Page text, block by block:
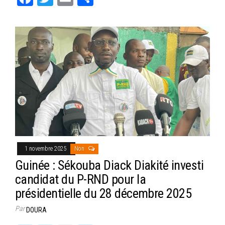
bo
ok
tt
er
ail ag
er
1 novembre 2025 Non
Guinée : Sékouba Diack Diakité investi
candidat du P-RND pour la
présidentielle du 28 décembre 2025
ParDOURA